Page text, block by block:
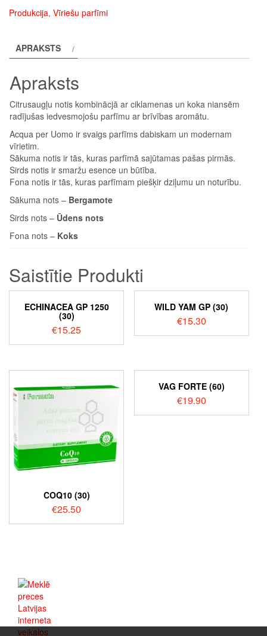
Parfum
daudzums
Produkcija, Vīriešu parfīmi
APRAKSTS
Apraksts
Citrusaugļu notis kombinācjā ar ciklamenas un koka niansēm
radījušas iedvesmojošu parfīmu ar brīvības aromātu.
Acqua per Uomo ir svaigs parfīms dabiskam un modernam
vīrietim.
Sākuma notis ir tās, kuras parfīmā sajūtamas pašas pirmās.
Sirds notis ir smaržu esence un būtība.
Fona notis ir tās, kuras parfīmam piešķir dziļumu un noturību.
Sākuma nots – Bergamote
Sirds nots – Ūdens nots
Fona nots – Koks
Saistītie Produkti
ECHINACEA GP 1250
(30)
€15.25
WILD YAM GP (30)
€15.30
COQ10 (30)
€25.50
VAG FORTE (60)
€19.90